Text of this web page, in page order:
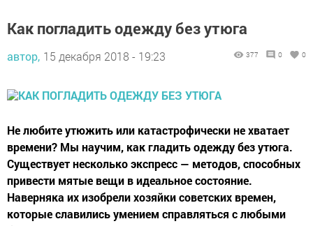
Как погладить одежду без утюга
автор, 15 декабря 2018 - 19:23 377 0 0
Не любите утюжить или катастрофически не хватает
времени? Мы научим, как гладить одежду без утюга.
Существует несколько экспресс — методов, способных
привести мятые вещи в идеальное состояние.
Наверняка их изобрели хозяйки советских времен,
которые славились умением справляться с любыми